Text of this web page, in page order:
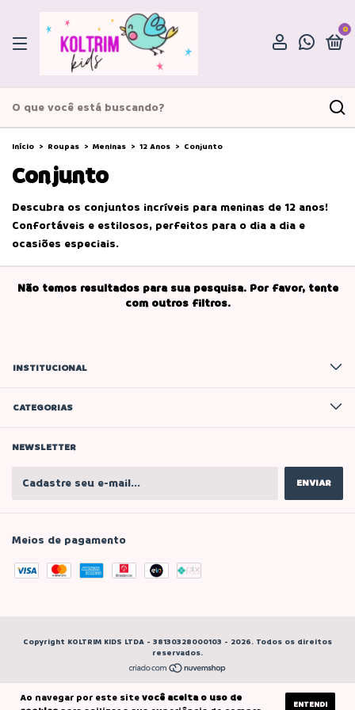
0
Ao navegar por este sitevocê aceita o uso de
ENTENDI
Início > Roupas > Meninas > 12 Anos > Conjunto
Conjunto
Descubra os conjuntos incríveis para meninas de 12 anos!
Confortáveis e estilosos, perfeitos para o dia a dia e
ocasiões especiais.
Não temos resultados para sua pesquisa. Por favor, tente
com outros filtros.
INSTITUCIONAL
CATEGORIAS
NEWSLETTER
Meios de pagamento
Copyright KOLTRIM KIDS LTDA - 38130328000103 - 2026. Todos os direitos
reservados.